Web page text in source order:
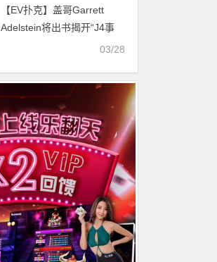
【EV扑克】盖哥Garrett
Adelstein将出书揭开“J4事
件”真相！时隔已三年半，这
03/28